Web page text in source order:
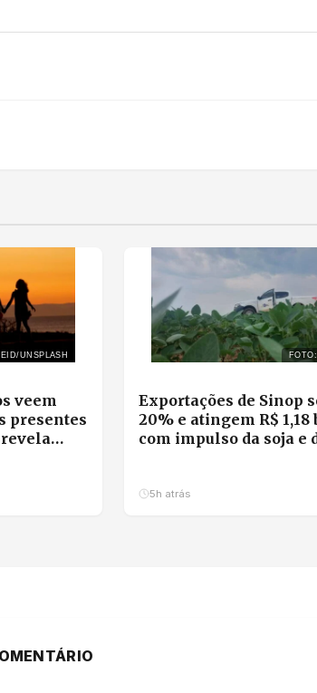
UNSPLASH
veem
presentes
Exportações de Sinop
20% e atingem R$
com impulso da soja e
5h atrás